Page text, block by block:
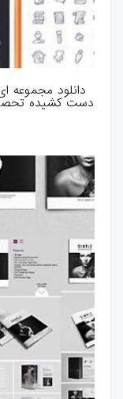
اسکریپت-php
اپلیکیشن
بازی-HTML
ترفند-فتوشاپ
ترفند-پریمیر
ترفند-ایلوستریتور
سایر
دانلود مجموعه